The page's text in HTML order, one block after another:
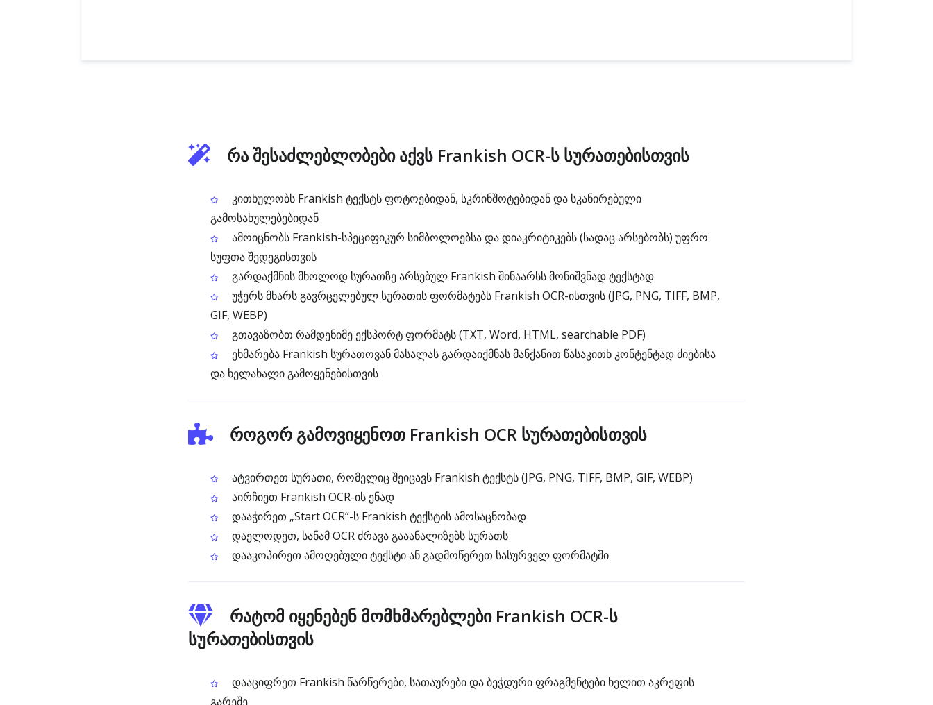
რა შესაძლებლობები აქვს Frankish OCR-ს სურათებისთვის
კითხულობს Frankish ტექსტს ფოტოებიდან, სკრინშოტებიდან და სკანირებული
გამოსახულებებიდან
ამოიცნობს Frankish-სპეციფიკურ სიმბოლოებსა და დიაკრიტიკებს (სადაც არსებობს) უფრო
სუფთა შედეგისთვის
გარდაქმნის მხოლოდ სურათზე არსებულ Frankish შინაარსს მონიშვნად ტექსტად
უჭერს მხარს გავრცელებულ სურათის ფორმატებს Frankish OCR-ისთვის (JPG, PNG, TIFF, BMP,
GIF, WEBP)
გთავაზობთ რამდენიმე ექსპორტ ფორმატს (TXT, Word, HTML, searchable PDF)
ეხმარება Frankish სურათოვან მასალას გარდაიქმნას მანქანით წასაკითხ კონტენტად ძიებისა
და ხელახალი გამოყენებისთვის
როგორ გამოვიყენოთ Frankish OCR სურათებისთვის
ატვირთეთ სურათი, რომელიც შეიცავს Frankish ტექსტს (JPG, PNG, TIFF, BMP, GIF, WEBP)
აირჩიეთ Frankish OCR-ის ენად
დააჭირეთ „Start OCR“-ს Frankish ტექსტის ამოსაცნობად
დაელოდეთ, სანამ OCR ძრავა გააანალიზებს სურათს
დააკოპირეთ ამოღებული ტექსტი ან გადმოწერეთ სასურველ ფორმატში
რატომ იყენებენ მომხმარებლები Frankish OCR-ს
სურათებისთვის
დააციფრეთ Frankish წარწერები, სათაურები და ბეჭდური ფრაგმენტები ხელით აკრეფის
გარეშე